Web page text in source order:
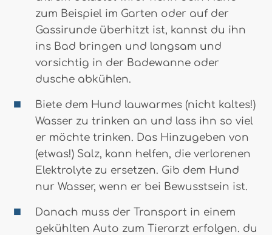
zum Beispiel im Garten oder auf der
Gassirunde überhitzt ist, kannst du ihn
ins Bad bringen und langsam und
vorsichtig in der Badewanne oder
dusche abkühlen.
Biete dem Hund lauwarmes (nicht kaltes!)
Wasser zu trinken an und lass ihn so viel
er möchte trinken. Das Hinzugeben von
(etwas!) Salz, kann helfen, die verlorenen
Elektrolyte zu ersetzen. Gib dem Hund
nur Wasser, wenn er bei Bewusstsein ist.
Danach muss der Transport in einem
gekühlten Auto zum Tierarzt erfolgen. du